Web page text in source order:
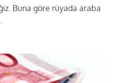
Buna göre rüyada araba